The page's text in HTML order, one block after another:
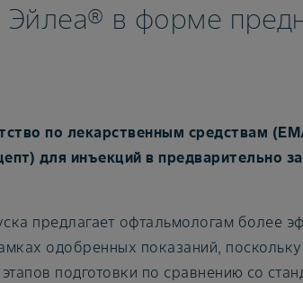
Эйлеа® в форме
по лекарственным средствам
для инъекций в предварительно
предлагает офтальмологам более
одобренных показаний,
подготовки по сравнению со